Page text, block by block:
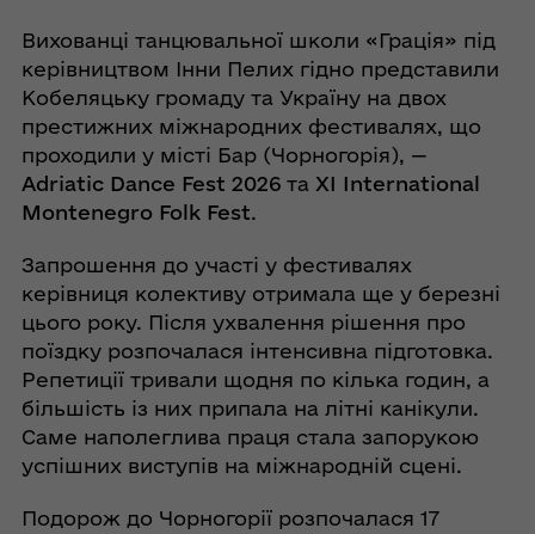
Вихованці танцювальної школи «Грація» під
керівництвом Інни Пелих гідно представили
Кобеляцьку громаду та Україну на двох
престижних міжнародних фестивалях, що
проходили у місті Бар (Чорногорія), —
Adriatic Dance Fest 2026та XI International
Montenegro Folk Fest.
Запрошення до участі у фестивалях
керівниця колективу отримала ще у березні
цього року. Після ухвалення рішення про
поїздку розпочалася інтенсивна підготовка.
Репетиції тривали щодня по кілька годин, а
більшість із них припала на літні канікули.
Саме наполеглива праця стала запорукою
успішних виступів на міжнародній сцені.
Подорож до Чорногорії розпочалася 17